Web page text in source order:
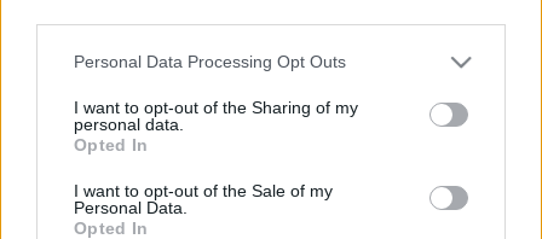
Please note that this website/app uses one or more Google
not limited to your visit or usage behaviour. You may click to
grant or deny consent to Google and its third-party tags to
use your data for below specified purposes in below Google
consent section.
Personal Data Processing Opt Outs
I want to opt-out of the Sharing of my
personal data.
Opted In
I want to opt-out of the Sale of my
Personal Data.
Opted In
O’Sullivan nem ismeri el Hamilton eredményeit és
szerinte nem kéne őt lovaggá ütni